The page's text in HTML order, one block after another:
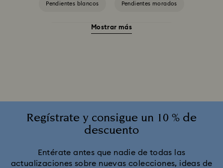
Pendientes blancos Pendientes morados
Pendientes negros Pendientes rojos
Mostrar más
Regístrate y consigue un 10 % de
descuento
Entérate antes que nadie de todas las
actualizaciones sobre nuevas colecciones, ideas de